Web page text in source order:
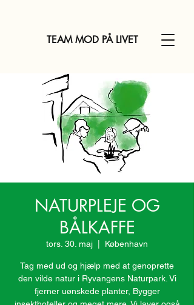
TEAM MOD PÅ LIVET
NATURPLEJE OG
BÅLKAFFE
tors. 30. maj København
Tag med ud og hjælp med at genoprette
den vilde natur i Ryvangens Naturpark. Vi
fjerner uønskede planter, Bygger